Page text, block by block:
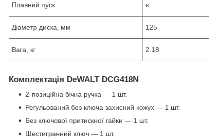
Плавний пуск є
Діаметр диска, мм 125
Вага, кг 2.18
Комплектація DeWALT DCG418N
2-позиційна бічна ручка — 1 шт.
Регульований без ключа захисний кожух — 1 шт.
Без ключової притискної гайки — 1 шт.
Шестигранний ключ — 1 шт.